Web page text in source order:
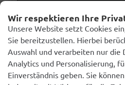
Getriebeart
alles ausgewählt
141 Ergebnisse
Wir respektieren Ihre
Unsere Website setzt Cookies
Sie bereitzustellen. Hierbei
Auswahl und verarbeiten nur die
Analytics und Personalisierung,
Einverständnis geben. Sie